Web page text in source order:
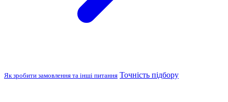
Як зробити замовлення та інші питання Точність підбору